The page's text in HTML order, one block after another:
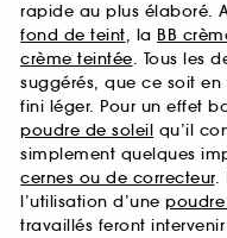
rapide au plus élaboré.
fond de teint, la BB
crème teintée. Tous les
suggérés, que ce soit en
fini léger. Pour un effet
poudre de soleil qu’il
simplement quelques
cernes ou de correcteur.
l’utilisation d’une
travaillés feront